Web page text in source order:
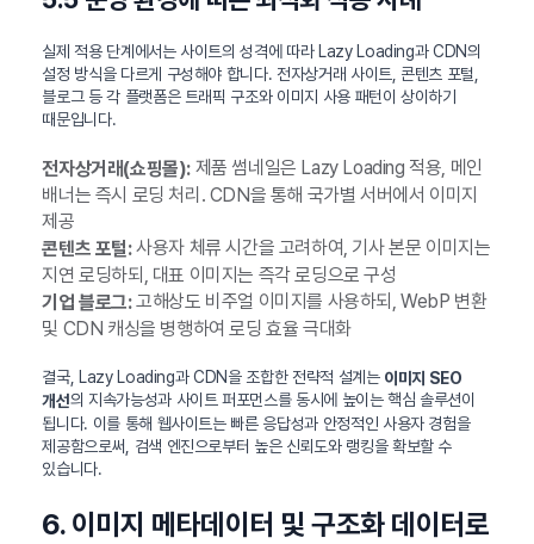
실제 적용 단계에서는 사이트의 성격에 따라 Lazy Loading과 CDN의
설정 방식을 다르게 구성해야 합니다. 전자상거래 사이트, 콘텐츠 포털,
블로그 등 각 플랫폼은 트래픽 구조와 이미지 사용 패턴이 상이하기
때문입니다.
전자상거래(쇼핑몰):제품 썸네일은 Lazy Loading 적용, 메인
배너는 즉시 로딩 처리. CDN을 통해 국가별 서버에서 이미지
제공
콘텐츠 포털:사용자 체류 시간을 고려하여, 기사 본문 이미지는
지연 로딩하되, 대표 이미지는 즉각 로딩으로 구성
기업 블로그:고해상도 비주얼 이미지를 사용하되, WebP 변환
및 CDN 캐싱을 병행하여 로딩 효율 극대화
결국, Lazy Loading과 CDN을 조합한 전략적 설계는 이미지 SEO
개선의 지속가능성과 사이트 퍼포먼스를 동시에 높이는 핵심 솔루션이
됩니다. 이를 통해 웹사이트는 빠른 응답성과 안정적인 사용자 경험을
제공함으로써, 검색 엔진으로부터 높은 신뢰도와 랭킹을 확보할 수
있습니다.
6. 이미지 메타데이터 및 구조화 데이터로